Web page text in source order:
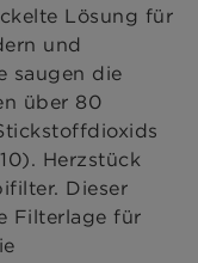
Lösung für
und
saugen die
über 80
Herzstück
Dieser
Filterlage für